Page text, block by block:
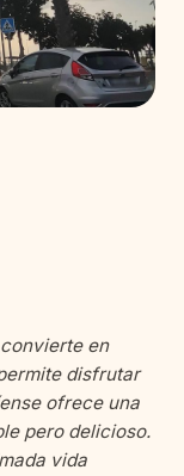
en
disfrutar
ofrece una
pero delicioso.
vida